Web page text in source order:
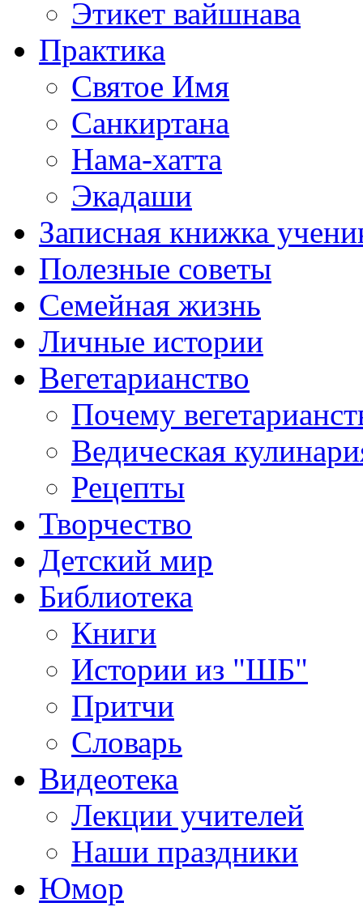
Этикет вайшнава
Практика
Святое Имя
Санкиртана
Нама-хатта
Экадаши
Записная книжка
Полезные советы
Семейная жизнь
Личные истории
Вегетарианство
Почему
Ведическая
Рецепты
Творчество
Детский мир
Библиотека
Книги
Истории из "ШБ"
Притчи
Словарь
Видеотека
Лекции учителей
Наши праздники
Юмор